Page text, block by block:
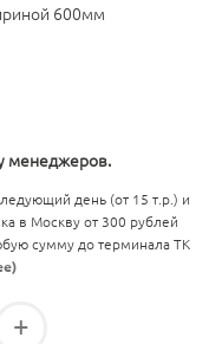
600мм
менеджеров.
день (от 15 т.р.) и
в Москву от 300 рублей
сумму до терминала ТК
+